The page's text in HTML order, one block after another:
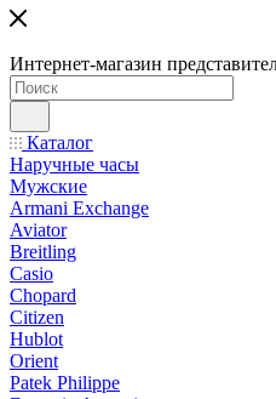
Интернет-магазин
Каталог
Наручные часы
Мужские
Armani Exchange
Aviator
Breitling
Casio
Chopard
Citizen
Hublot
Orient
Patek Philippe